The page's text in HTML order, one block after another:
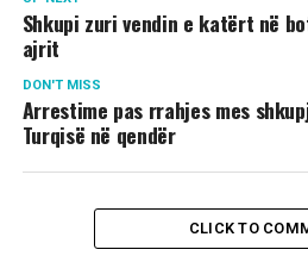
Shkupi zuri vendin e katërt në
ajrit
DON'T MISS
Arrestime pas rrahjes mes
Turqisë në qendër
CLICK TO